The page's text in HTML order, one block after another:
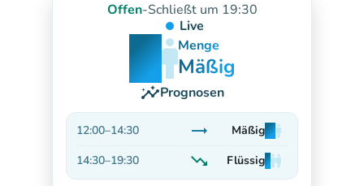
Offen-Schließt um 19:30
Live
man
man
manMenge
Mäßig
insightsPrognosen
12:00–14:30 trending_flat Mäßigman
man
man
14:30–19:30 trending_down
Abnehmend
Flüssigman
man
man